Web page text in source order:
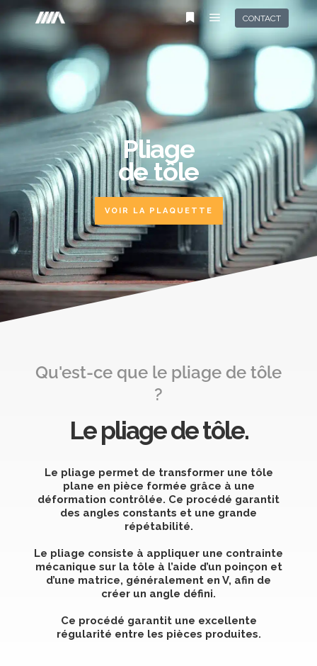
CONTACT
Pliage
de tôle
VOIR LA PLAQUETTE
Qu'est-ce que le pliage de tôle
?
Le pliage de tôle.
Le pliage permet de transformer une tôle
plane en pièce formée grâce à une
déformation contrôlée. Ce procédé garantit
des angles constants et une grande
répétabilité.
Le pliage consiste à appliquer une contrainte
mécanique sur la tôle à l’aide d’un poinçon et
d’une matrice, généralement en V, afin de
créer un angle défini.
Ce procédé garantit une excellente
régularité entre les pièces produites.